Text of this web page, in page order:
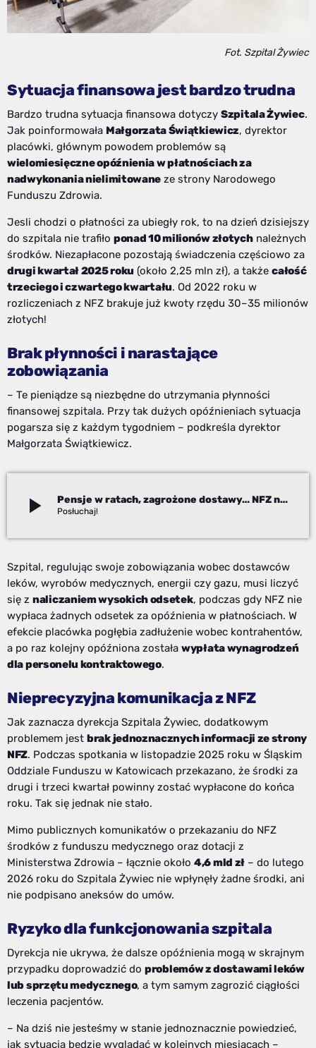
Fot. Szpital Żywiec
Sytuacja finansowa jest bardzo trudna
Bardzo trudna sytuacja finansowa dotyczy Szpitala Żywiec.
Jak poinformowała Małgorzata Świątkiewicz, dyrektor
placówki, głównym powodem problemów są
wielomiesięczne opóźnienia w płatnościach za
nadwykonania nielimitowane ze strony Narodowego
Funduszu Zdrowia.
Jesli chodzi o płatności za ubiegły rok, to na dzień dzisiejszy
do szpitala nie trafiło ponad 10 milionów złotychnależnych
środków. Niezapłacone pozostają świadczenia częściowo za
drugi kwartał 2025 roku (około 2,25 mln zł), a takżecałość
trzeciego i czwartego kwartału. Od 2022 roku w
rozliczeniach z NFZ brakuje już kwoty rzędu 30–35 milionów
złotych!
Brak płynności i narastające
zobowiązania
– Te pieniądze są niezbędne do utrzymania płynności
finansowej szpitala. Przy tak dużych opóźnieniach sytuacja
pogarsza się z każdym tygodniem – podkreśla dyrektor
Małgorzata Świątkiewicz.
play_arrow Pensje w ratach, zagrożone dostawy… NFZ nie płaci
Szpital, regulując swoje zobowiązania wobec dostawców
leków, wyrobów medycznych, energii czy gazu, musi liczyć
się z naliczaniem wysokich odsetek, podczas gdy NFZ nie
wypłaca żadnych odsetek za opóźnienia w płatnościach. W
efekcie placówka pogłębia zadłużenie wobec kontrahentów,
a po raz kolejny opóźniona została wypłata wynagrodzeń
dla personelu kontraktowego.
Nieprecyzyjna komunikacja z NFZ
Jak zaznacza dyrekcja Szpitala Żywiec, dodatkowym
problemem jest brak jednoznacznych informacji ze strony
NFZ. Podczas spotkania w listopadzie 2025 roku w Śląskim
Oddziale Funduszu w Katowicach przekazano, że środki za
drugi i trzeci kwartał powinny zostać wypłacone do końca
roku. Tak się jednak nie stało.
Mimo publicznych komunikatów o przekazaniu do NFZ
środków z funduszu medycznego oraz dotacji z
Ministerstwa Zdrowia – łącznie około 4,6 mld zł – do lutego
2026 roku do Szpitala Żywiec nie wpłynęły żadne środki, ani
nie podpisano aneksów do umów.
Ryzyko dla funkcjonowania szpitala
Dyrekcja nie ukrywa, że dalsze opóźnienia mogą w skrajnym
przypadku doprowadzić do problemów z dostawami leków
lub sprzętu medycznego, a tym samym zagrozić ciągłości
leczenia pacjentów.
– Na dziś nie jesteśmy w stanie jednoznacznie powiedzieć,
jak sytuacja będzie wyglądać w kolejnych miesiącach –